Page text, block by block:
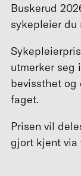
Buskerud
sykepleier du
utmerker seg
bevissthet og
faget.
Prisen vil
gjort kjent via